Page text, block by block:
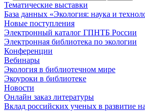
Тематические выставки
База данных «Экология: наука и
Новые поступления
Электронный каталог ГПНТБ России
Электронная библиотека по экологии
Конференции
Вебинары
Экология в библиотечном мире
Экоуроки в библиотеке
Новости
Онлайн заказ литературы
Вклад российских ученых в развитие